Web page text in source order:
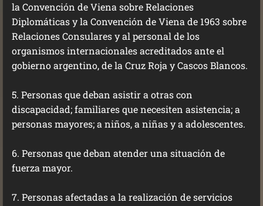
la Convención de Viena sobre Relaciones
Diplomáticas y la Convención de Viena de 1963 sobre
Relaciones Consulares y al personal de los
organismos internacionales acreditados ante el
gobierno argentino, de la Cruz Roja y Cascos Blancos.
5. Personas que deban asistir a otras con
discapacidad; familiares que necesiten asistencia; a
personas mayores; a niños, a niñas y a adolescentes.
6. Personas que deban atender una situación de
fuerza mayor.
7. Personas afectadas a la realización de servicios